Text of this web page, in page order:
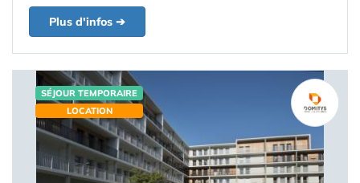
Plus d'infos ➔
SÉJOUR TEMPORAIRE
LOCATION